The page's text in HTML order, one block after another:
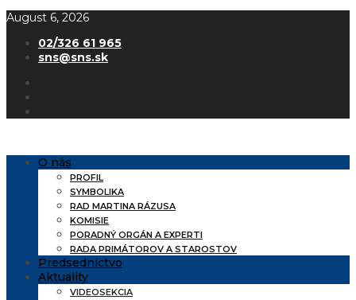
August 6, 2026
02/326 61 965
sns@sns.sk
O nás
PROFIL
SYMBOLIKA
RAD MARTINA RÁZUSA
KOMISIE
PORADNÝ ORGÁN A EXPERTI
RADA PRIMÁTOROV A STAROSTOV
Predsedníctvo
Aktuality
VIDEOSEKCIA